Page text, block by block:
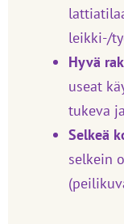
leikki-/
Hyvä
useat
tukeva
Selkeä
selkein